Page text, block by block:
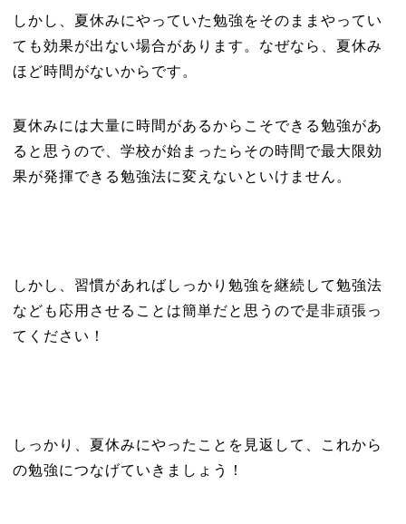
しかし、夏休みにやっていた勉強をそのままやってい
ても効果が出ない場合があります。なぜなら、夏休み
ほど時間がないからです。
夏休みには大量に時間があるからこそできる勉強があ
ると思うので、学校が始まったらその時間で最大限効
果が発揮できる勉強法に変えないといけません。
しかし、習慣があればしっかり勉強を継続して勉強法
なども応用させることは簡単だと思うので是非頑張っ
てください！
しっかり、夏休みにやったことを見返して、これから
の勉強につなげていきましょう！